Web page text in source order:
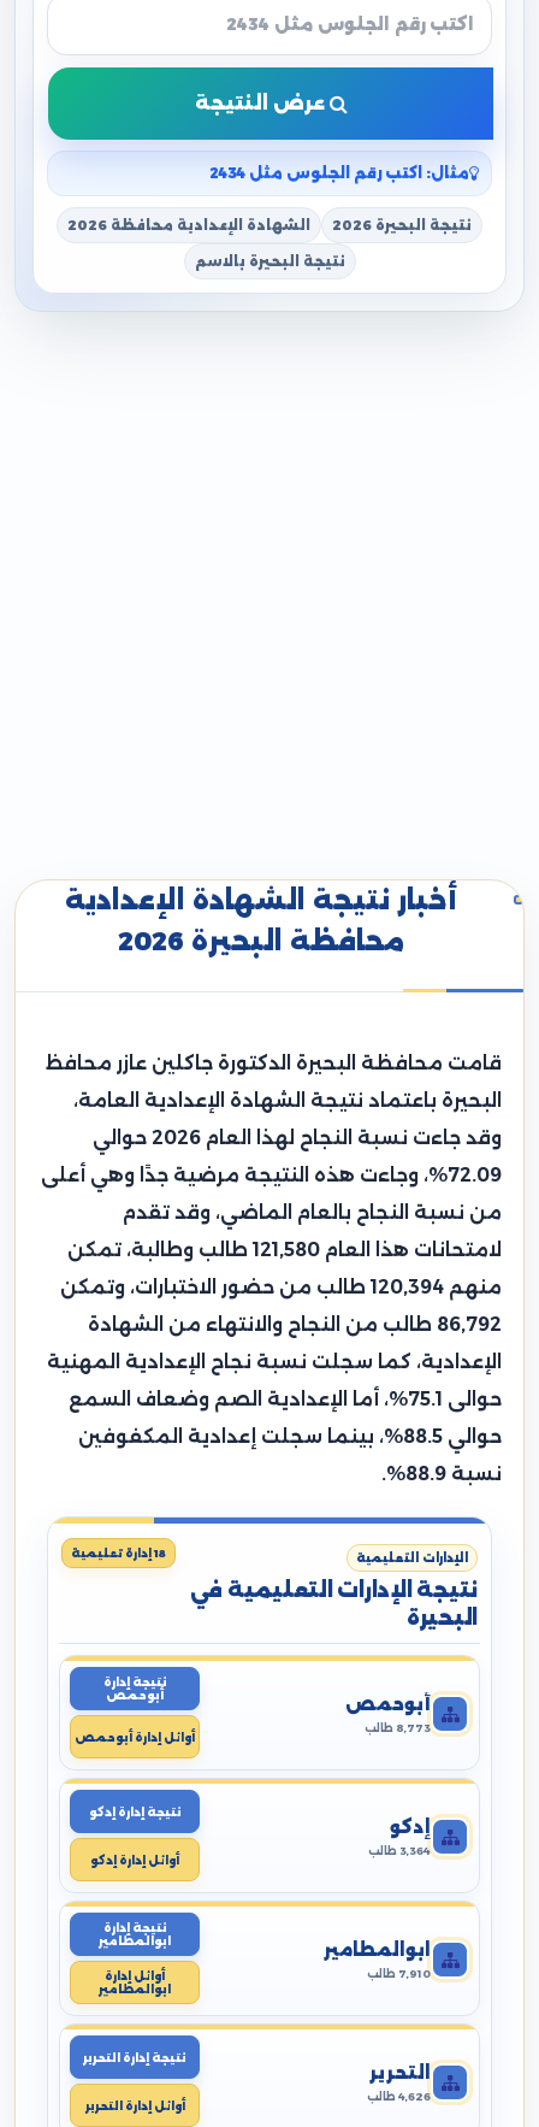
عرض النتيجة
مثال: اكتب رقم الجلوس مثل 2434
نتيجة البحيرة 2026 الشهادة الإعدادية محافظة 2026
نتيجة البحيرة بالاسم
أخبار نتيجة الشهادة الإعدادية
محافظة البحيرة 2026
قامت محافظة البحيرة الدكتورة جاكلين عازر محافظ
البحيرة باعتماد نتيجة الشهادة الإعدادية العامة،
وقد جاءت نسبة النجاح لهذا العام 2026 حوالي
72.09%، وجاءت هذه النتيجة مرضية جدًا وهي أعلى
من نسبة النجاح بالعام الماضي، وقد تقدم
لامتحانات هذا العام 121,580 طالب وطالبة، تمكن
منهم 120,394 طالب من حضور الاختبارات، وتمكن
86,792 طالب من النجاح والانتهاء من الشهادة
الإعدادية، كما سجلت نسبة نجاح الإعدادية المهنية
حوالى 75.1%، أما الإعدادية الصم وضعاف السمع
حوالي 88.5%، بينما سجلت إعدادية المكفوفين
نسبة 88.9%.
الإدارات التعليمية
نتيجة الإدارات التعليمية في
البحيرة
18 إدارة تعليمية
أبوحمص
8,773 طالب
نتيجة إدارة
أبوحمص
أوائل إدارة أبوحمص
إدكو
3,364 طالب
نتيجة إدارة إدكو
أوائل إدارة إدكو
ابوالمطامير
7,910 طالب
نتيجة إدارة
ابوالمطامير
أوائل إدارة
ابوالمطامير
التحرير
4,626 طالب
نتيجة إدارة التحرير
أوائل إدارة التحرير